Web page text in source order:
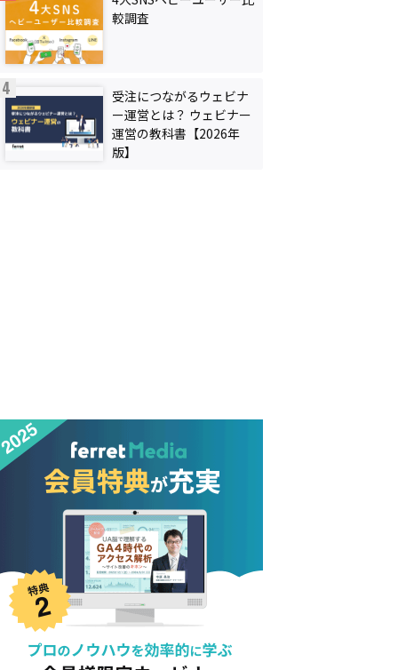
較調査
受注につながるウェビナ
ー運営とは？ ウェビナー
運営の教科書【2026年
版】